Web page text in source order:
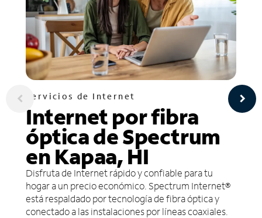
Servicios de Internet
Internet por fibra
óptica de Spectrum
en Kapaa, HI
Disfruta de Internet rápido y confiable para tu
hogar a un precio económico. Spectrum Internet®
está respaldado por tecnología de fibra óptica y
conectado a las instalaciones por líneas coaxiales.